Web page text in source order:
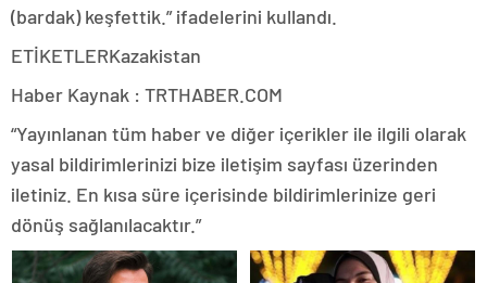
(bardak) keşfettik.” ifadelerini kullandı.
ETİKETLERKazakistan
Haber Kaynak : TRTHABER.COM
“Yayınlanan tüm haber ve diğer içerikler ile ilgili olarak
yasal bildirimlerinizi bize iletişim sayfası üzerinden
iletiniz. En kısa süre içerisinde bildirimlerinize geri
dönüş sağlanılacaktır.”